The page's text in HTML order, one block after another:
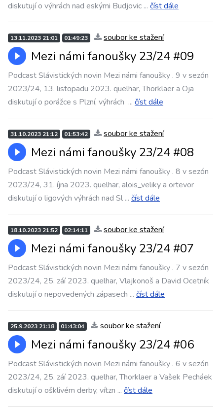
diskutují o výhrách nad eskými Budjovic ... číst dále
13.11.2023 21:01 01:49:23 soubor ke stažení
Mezi námi fanoušky 23/24 #09
Podcast Slávistických novin Mezi námi fanoušky . 9 v sezón
2023/24, 13. listopadu 2023. quelhar, Thorklaer a Oja
diskutují o porážce s Plzní, výhrách ... číst dále
31.10.2023 21:12 01:53:42 soubor ke stažení
Mezi námi fanoušky 23/24 #08
Podcast Slávistických novin Mezi námi fanoušky . 8 v sezón
2023/24, 31. íjna 2023. quelhar, alois_veliky a ortevor
diskutují o ligových výhrách nad Sl ... číst dále
18.10.2023 21:52 02:14:11 soubor ke stažení
Mezi námi fanoušky 23/24 #07
Podcast Slávistických novin Mezi námi fanoušky . 7 v sezón
2023/24, 25. záí 2023. quelhar, Vlajkonoš a David Ocetník
diskutují o nepovedených zápasech ... číst dále
25.9.2023 21:18 01:43:04 soubor ke stažení
Mezi námi fanoušky 23/24 #06
Podcast Slávistických novin Mezi námi fanoušky . 6 v sezón
2023/24, 25. záí 2023. quelhar, Thorklaer a Vašek Pecháek
diskutují o ošklivém derby, vítzn ... číst dále